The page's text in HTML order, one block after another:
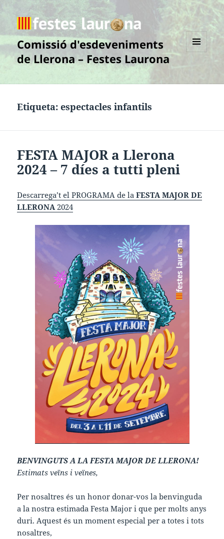
Comissió d'esdeveniments
de Llerona – Festes Laurona
Etiqueta:espectacles infantils
FESTA MAJOR a Llerona
2024 – 7 díes a tutti pleni
Descarrega’t el PROGRAMA de laFESTA MAJOR DE
LLERONA2024
BENVINGUTS A LA FESTA MAJOR DE LLERONA!
Estimats veïns i veïnes,
Per nosaltres és un honor donar-vos la benvinguda
a la nostra estimada Festa Major i que per molts anys
duri. Aquest és un moment especial per a totes i tots
nosaltres,